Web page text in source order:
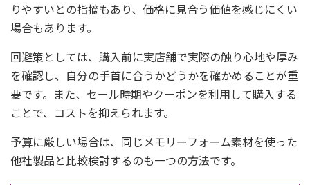
りやすいとの指摘もあり、価格に見合う価値を感じにくい
場合もあります。
回避策としては、購入前に実店舗で実際の触り心地や厚み
を確認し、自分の手首に合うかどうかを確かめることが重
要です。また、セール時期やクーポンを利用して購入する
ことで、コストを抑えられます。
予算に厳しい場合は、同じメモリーフォーム素材を使った
他社製品と比較検討するのも一つの方法です。